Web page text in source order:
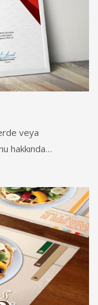
veya
hakkında…